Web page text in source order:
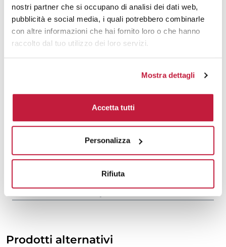
nostri partner che si occupano di analisi dei dati web,
pubblicità e social media, i quali potrebbero combinarle
con altre informazioni che hai fornito loro o che hanno
raccolto dal tuo utilizzo dei loro servizi.
Mostra dettagli
Accetta tutti
Personalizza
Rifiuta
1500 € 19,39 € 26,66
2000 € 19,18
€ 18,78
Tecniche di stampa
Area di personalizzazione
Domande e risposte
Prodotti alternativi